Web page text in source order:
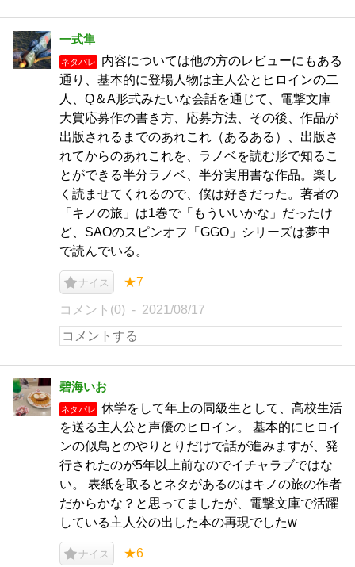
一式隼
ネタバレ
内容については他の方のレビューにもある
通り、基本的に登場人物は主人公とヒロインの二
人、Q＆A形式みたいな会話を通じて、電撃文庫
大賞応募作の書き方、応募方法、その後、作品が
出版されるまでのあれこれ（あるある）、出版さ
れてからのあれこれを、ラノベを読む形で知るこ
とができる半分ラノベ、半分実用書な作品。楽し
く読ませてくれるので、僕は好きだった。著者の
「キノの旅」は1巻で「もういいかな」だったけ
ど、SAOのスピンオフ「GGO」シリーズは夢中
で読んでいる。
ナイス ★7
コメント(0) 2021/08/17
碧海いお
ネタバレ
休学をして年上の同級生として、高校生活
を送る主人公と声優のヒロイン。 基本的にヒロイ
ンの似鳥とのやりとりだけで話が進みますが、発
行されたのが5年以上前なのでイチャラブではな
い。 表紙を取るとネタがあるのはキノの旅の作者
だからかな？と思ってましたが、電撃文庫で活躍
している主人公の出した本の再現でしたw
ナイス ★6